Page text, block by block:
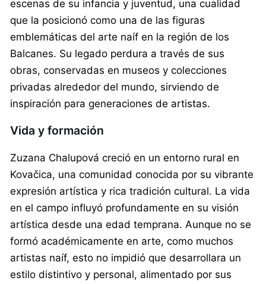
escenas de su infancia y juventud, una cualidad
que la posicionó como una de las figuras
emblemáticas del arte naíf en la región de los
Balcanes. Su legado perdura a través de sus
obras, conservadas en museos y colecciones
privadas alrededor del mundo, sirviendo de
inspiración para generaciones de artistas.
Vida y formación
Zuzana Chalupová creció en un entorno rural en
Kovačica, una comunidad conocida por su vibrante
expresión artística y rica tradición cultural. La vida
en el campo influyó profundamente en su visión
artística desde una edad temprana. Aunque no se
formó académicamente en arte, como muchos
artistas naíf, esto no impidió que desarrollara un
estilo distintivo y personal, alimentado por sus